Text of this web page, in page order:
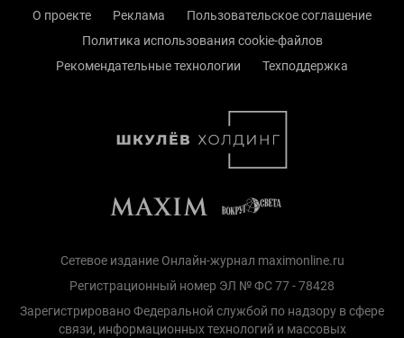
О проекте Реклама
Пользовательское соглашение
Политика использования cookie-файлов
Рекомендательные технологии
Техподдержка
Сетевое издание Онлайн-журнал maximonline.ru
Регистрационный номер ЭЛ № ФС 77 - 78428
Зарегистрировано Федеральной службой по надзору в сфере
связи, информационных технологий и массовых